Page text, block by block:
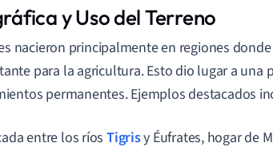
y Uso del Terreno
nacieron principalmente en regiones
para la agricultura. Esto dio lugar a una
permanentes. Ejemplos destacados
entre los ríosTigrisy Éufrates, hogar de